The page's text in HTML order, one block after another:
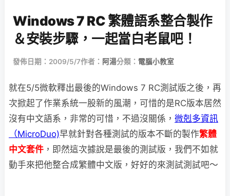
Windows 7 RC 繁體語系整合製作
＆安裝步驟，一起當白老鼠吧！
發佈日期：2009/5/7作者： 阿湯分類： 電腦小教室
就在5/5微軟釋出最後的Windows 7 RC測試版之後，再
次掀起了作業系統一股新的風潮， 可惜的是RC版本居然
沒有中文語系，非常的可惜，不過沒關係， 微剋多資訊
（MicroDuo)早就針對各種測試的版本不斷的製作繁體
中文套件 ，即然這次據說是最後的測試版，我們不如就
動手來把他整合成繁體中文版，好好的來測試測試吧～